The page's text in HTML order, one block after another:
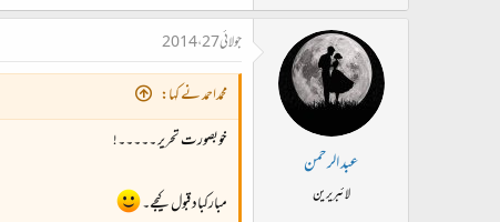
عبد الرحمن
لائبریرین
جولائی 27، 2014
محمداحمد نے کہا:
خوبصورت تحریر ۔۔۔۔۔!
مبارکباد قبول کیجے۔